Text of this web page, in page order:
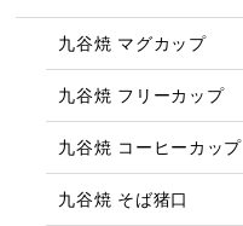
九谷焼 マグカップ
九谷焼 フリーカップ
九谷焼 コーヒーカップ
九谷焼 そば猪口